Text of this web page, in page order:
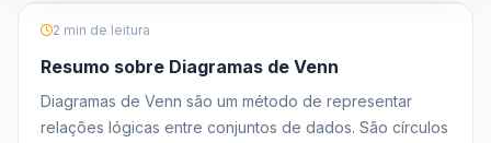
2 min de leitura
Resumo sobre Diagramas de Venn
Diagramas de Venn são um método de representar
relações lógicas entre conjuntos de dados. São círculos